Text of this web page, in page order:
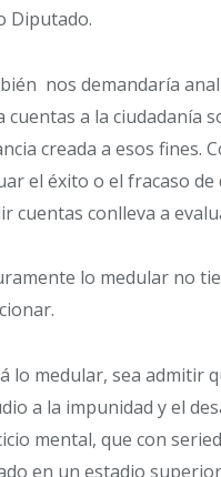
Diputado.
nos demandaría
cuentas a la ciudadanía
creada a esos fines.
el éxito o el fracaso
cuentas conlleva a
lo medular no
lo medular, sea admitir
a la impunidad y el
mental, que con
en un estadio